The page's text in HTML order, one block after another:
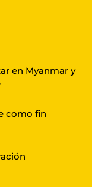
en Myanmar y
como fin